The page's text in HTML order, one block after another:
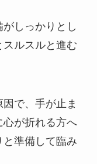
しっかりとし
ルスルと進む
で、手が止ま
心が折れる方へ
と準備して臨み